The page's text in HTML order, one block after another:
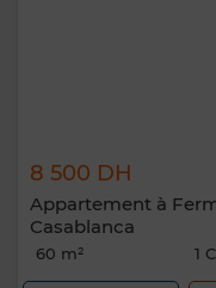
8 500 DH
Appartement à
Casablanca
60 m² 1